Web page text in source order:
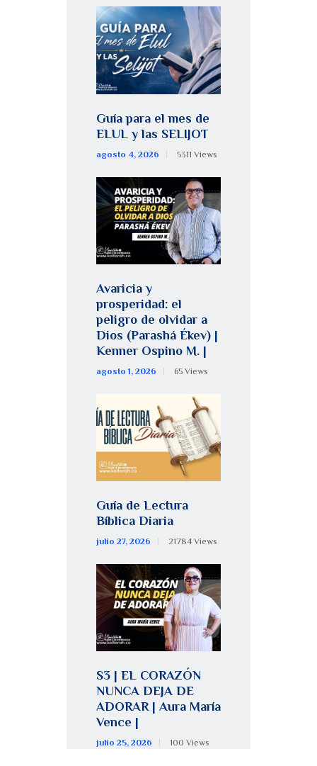
Guía para el mes de
ELUL y las SELIJOT
agosto 4, 2026 5311 Views
Avaricia y
prosperidad: el
peligro de olvidar a
Dios (Parashá Ékev) |
Kenner Ospino M. |
agosto 1, 2026 65 Views
Guía de Lectura
Bíblica Diaria
julio 27, 2026 21784 Views
S3 | EL CORAZÓN
NUNCA DEJA DE
ADORAR | Aura María
Vence |
julio 25, 2026 100 Views